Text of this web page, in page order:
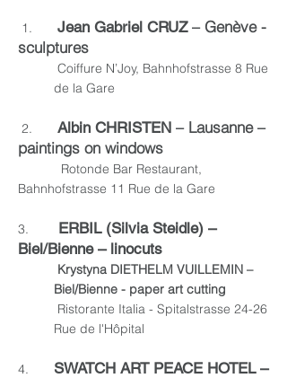
1. Jean Gabriel CRUZ– Genève -
sculptures
Coiffure N’Joy, Bahnhofstrasse 8 Rue
de la Gare
2. Albin CHRISTEN – Lausanne –
paintings on windows
Rotonde Bar Restaurant,
Bahnhofstrasse 11 Rue de la Gare
3.
ERBIL (Silvia Steidle) –
Biel/Bienne – linocuts
Krystyna DIETHELM VUILLEMIN –
Biel/Bienne - paper art cutting
Ristorante Italia - Spitalstrasse 24-26
Rue de l'Hôpital
4. SWATCH ART PEACE HOTEL–